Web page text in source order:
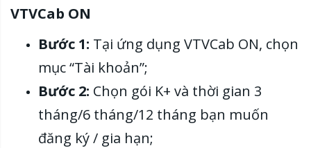
VTVCab ON
Bước 1: Tại ứng dụng VTVCab ON, chọn
mục “Tài khoản”;
Bước 2: Chọn gói K+ và thời gian 3
tháng/6 tháng/12 tháng bạn muốn
đăng ký / gia hạn;